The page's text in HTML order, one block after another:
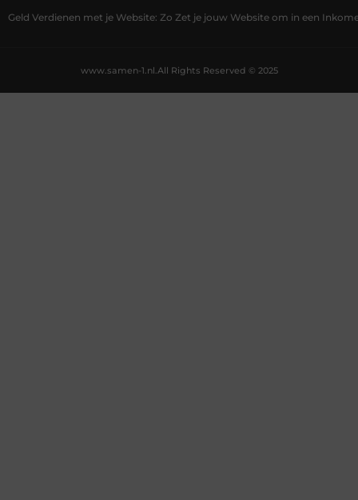
Geld Verdienen met je Website: Zo Zet je jouw Website om in een
All Rights Reserved © 2025
www.samen-1.nl.